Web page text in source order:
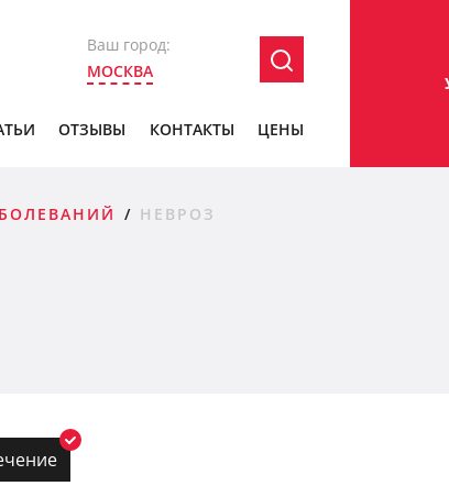
Ваш город:
МОСКВА
ОТЗЫВЫ КОНТАКТЫ ЦЕНЫ
НЕВРОЗ